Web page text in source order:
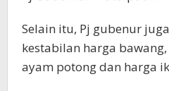
Selain itu, Pj gubenur
kestabilan harga
ayam potong dan harga